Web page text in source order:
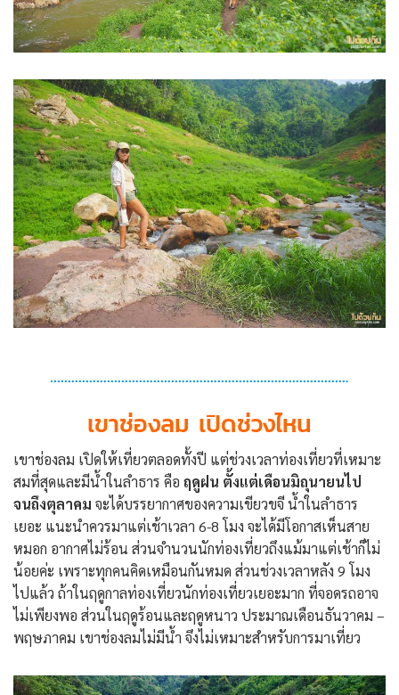
เขาช่องลม เปิดช่วงไหน
เขาช่องลม เปิดให้เที่ยวตลอดทั้งปี แต่ช่วงเวลาท่องเที่ยวที่เหมาะ
สมที่สุดและมีน้ำในลำธาร คือ ฤดูฝน ตั้งแต่เดือนมิถุนายนไป
จนถึงตุลาคม จะได้บรรยากาศของความเขียวขจี น้ำในลำธาร
เยอะ แนะนำควรมาแต่เช้าเวลา 6-8 โมง จะได้มีโอกาสเห็นสาย
หมอก อากาศไม่ร้อน ส่วนจำนวนนักท่องเที่ยวถึงแม้มาแต่เช้าก็ไม่
น้อยค่ะ เพราะทุกคนคิดเหมือนกันหมด ส่วนช่วงเวลาหลัง 9 โมง
ไปแล้ว ถ้าในฤดูกาลท่องเที่ยวนักท่องเที่ยวเยอะมาก ที่จอดรถอาจ
ไม่เพียงพอ ส่วนในฤดูร้อนและฤดูหนาว ประมาณเดือนธันวาคม –
พฤษภาคม เขาช่องลมไม่มีน้ำ จึงไม่เหมาะสำหรับการมาเที่ยว